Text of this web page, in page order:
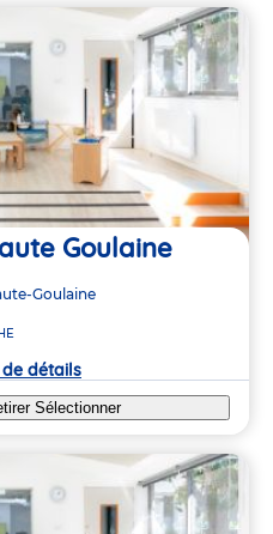
Goulaine
Goulaine
détails
Sélectionner